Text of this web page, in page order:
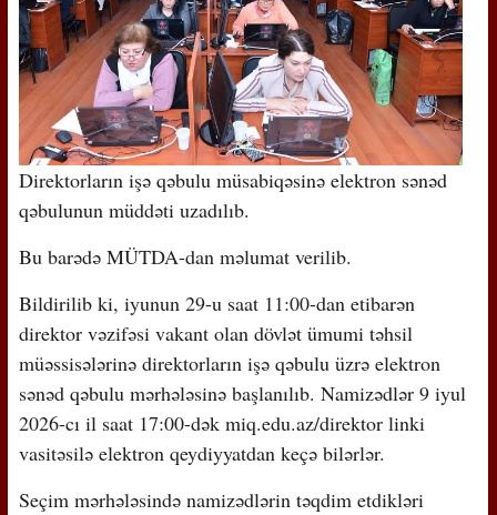
Direktorların işə qəbulu müsabiqəsinə elektron sənəd
qəbulunun müddəti uzadılıb.
Bu barədə MÜTDA-dan məlumat verilib.
Bildirilib ki, iyunun 29-u saat 11:00-dan etibarən
direktor vəzifəsi vakant olan dövlət ümumi təhsil
müəssisələrinə direktorların işə qəbulu üzrə elektron
sənəd qəbulu mərhələsinə başlanılıb. Namizədlər 9 iyul
2026-cı il saat 17:00-dək miq.edu.az/direktor linki
vasitəsilə elektron qeydiyyatdan keçə bilərlər.
Seçim mərhələsində namizədlərin təqdim etdikləri